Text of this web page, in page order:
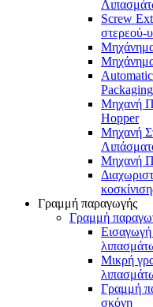
Screw
στερεού-
Μηχανή
Hopper
Μηχανή
Μηχανή
Γραμμή παραγωγής
Γραμμή
Εισαγωγή
Μικρή
Γραμμή
σκόνη